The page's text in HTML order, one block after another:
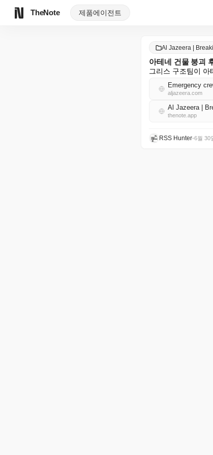
TheNote 제품에이전트
Al Jazeera |
아테네 건물 붕괴
그리스 구조팀이
Emergency
aljazeera.com
Al Jazeera |
thenote.app
RSS Hunter•6월 30